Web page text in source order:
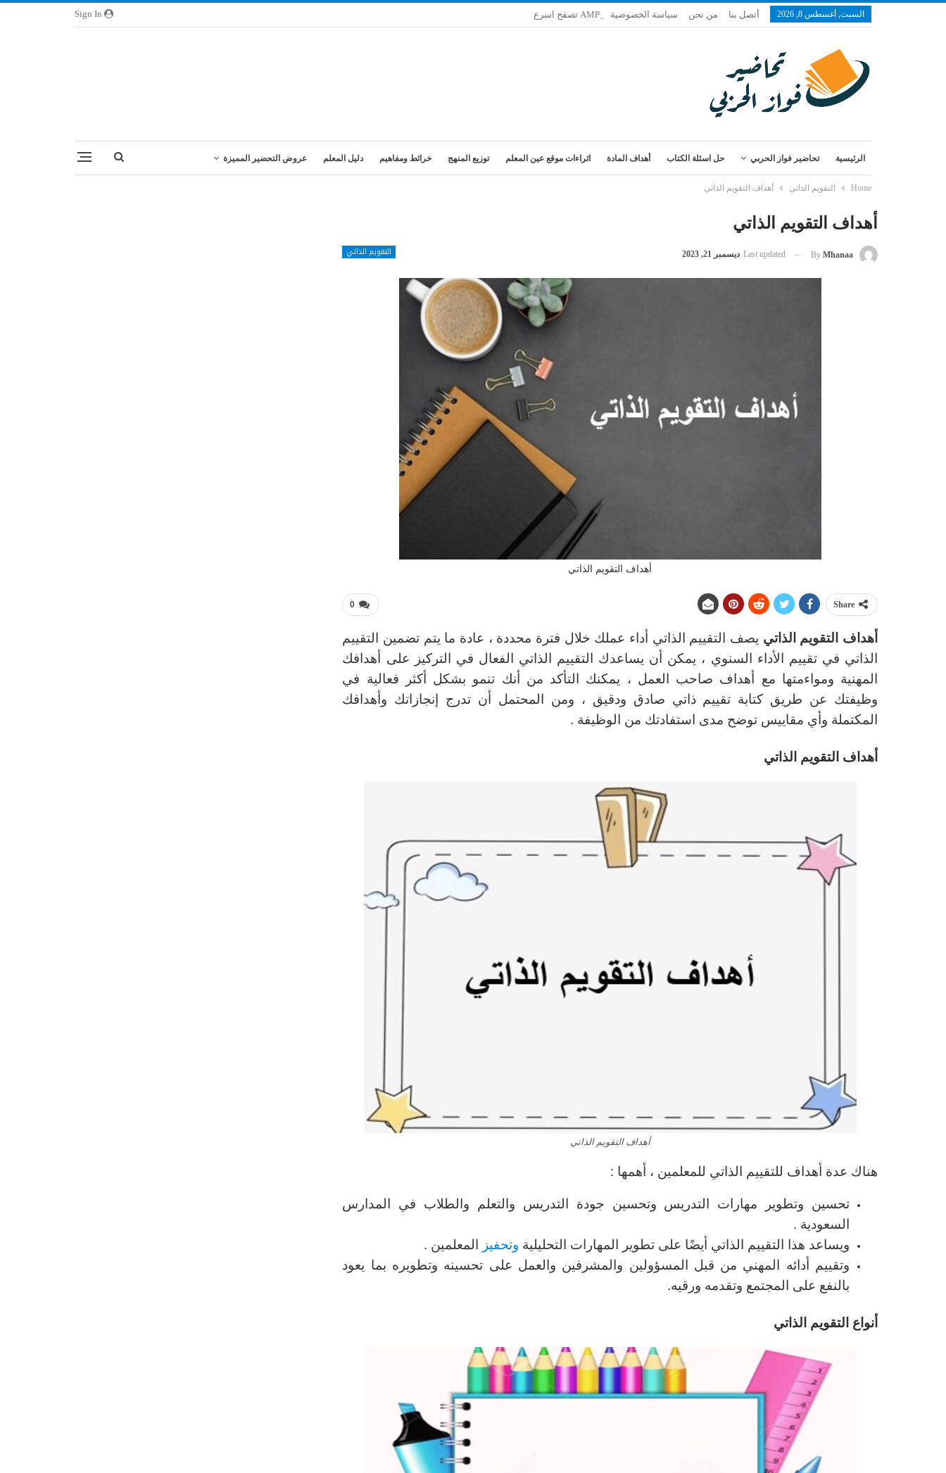
السبت, أغسطس 8, 2026 أتصل بنا من نحن سياسة الخصوصية
الرئيسية تحاضير فواز الحربي حل اسئلة الكتاب أهداف المادة اثراءات موقع عين المعلم توزيع المنهج خرائط ومفاهيم دليل المعلم عروض التحضير المميزة
Home التقويم الذاتي أهداف التقويم الذاتي
أهداف التقويم الذاتي
التقويم الذاتي By Mhanaa
Last updated ديسمبر 21, 2023
أهداف التقويم الذاتي
0 Share
أهداف التقويم الذاتي يصف التقييم الذاتي أداء عملك خلال فترة محددة ، عادة ما يتم تضمين التقييم
الذاتي في تقييم الأداء السنوي ، يمكن أن يساعدك التقييم الذاتي الفعال في التركيز على أهدافك
المهنية ومواءمتها مع أهداف صاحب العمل ، يمكنك التأكد من أنك تنمو بشكل أكثر فعالية في
وظيفتك عن طريق كتابة تقييم ذاتي صادق ودقيق ، ومن المحتمل أن تدرج إنجازاتك وأهدافك
المكتملة وأي مقاييس توضح مدى استفادتك من الوظيفة .
أهداف التقويم الذاتي
أهداف التقويم الذاتي
هناك عدة أهداف للتقييم الذاتي للمعلمين ، أهمها :
تحسين وتطوير مهارات التدريس وتحسين جودة التدريس والتعلم والطلاب في المدارس
السعودية .
ويساعد هذا التقييم الذاتي أيضًا على تطوير المهارات التحليلية وتحفيز
المعلمين .
وتقييم أدائه المهني من قبل المسؤولين والمشرفين والعمل على تحسينه وتطويره بما يعود
بالنفع على المجتمع وتقدمه ورقيه.
أنواع التقويم الذاتي